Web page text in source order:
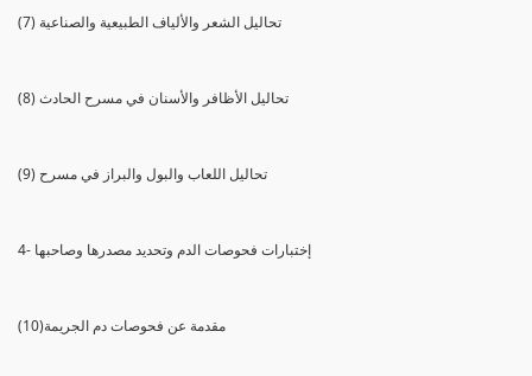
(7) تحاليل الشعر والألياف الطبيعية والصناعية
(8) تحاليل الأظافر والأسنان في مسرح الحادث
(9) تحاليل اللعاب والبول والبراز في مسرح
4- إختبارات فحوصات الدم وتحديد مصدرها وصاحبها
(10)مقدمة عن فحوصات دم الجريمة